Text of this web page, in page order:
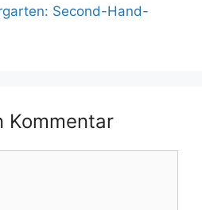
Second-Hand-
Kommentar